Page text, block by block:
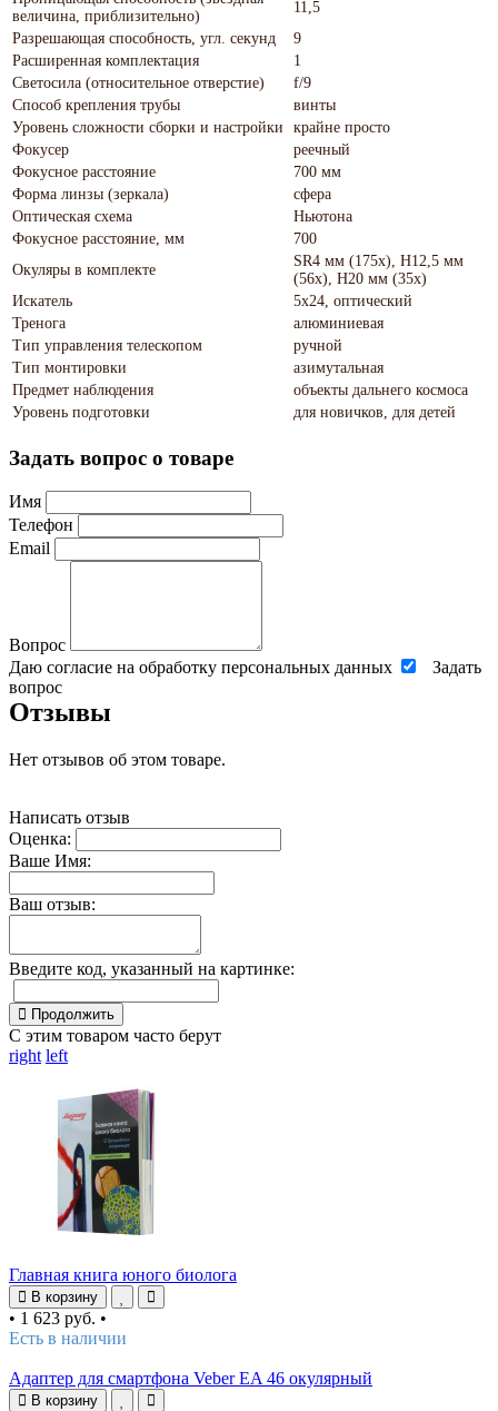
величина, приблизительно)
11,5
Разрешающая способность, угл. секунд
9
Расширенная комплектация
1
Светосила (относительное отверстие)
f/9
Способ крепления трубы
винты
Уровень сложности сборки и настройки
крайне просто
Фокусер
реечный
Фокусное расстояние
700 мм
Форма линзы (зеркала)
сфера
Оптическая схема
Ньютона
Фокусное расстояние, мм
700
Окуляры в комплекте
SR4 мм (175х), H12,5 мм
(56х), H20 мм (35х)
Искатель
5x24, оптический
Тренога
алюминиевая
Тип управления телескопом
ручной
Тип монтировки
азимутальная
Предмет наблюдения
объекты дальнего космоса
Уровень подготовки
для новичков, для детей
Задать вопрос о товаре
Имя
Телефон
Email
Вопрос
Даю согласие на обработку персональных данных
Задать
вопрос
Отзывы
Нет отзывов об этом товаре.
Написать отзыв
Оценка:
Ваше Имя:
Ваш отзыв:
Введите код, указанный на картинке:
Продолжить
С этим товаром часто берут
right left
Главная книга юного биолога
В корзину
• 1 623 руб. •
Есть в наличии
Адаптер для смартфона Veber EA 46 окулярный
В корзину